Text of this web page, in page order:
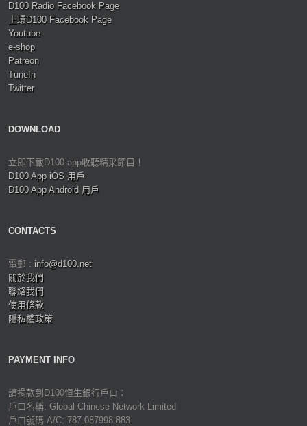
D100 Radio Facebook Page
上環D100 Facebook Page
Youtube
e-shop
Patreon
TuneIn
Twitter
DOWNLOAD
立即下載D100 app收聽精采節目！
D100 App iOS 用戶
D100 App Android 用戶
CONTACTS
電郵 : info@d100.net
關於我們
聯絡我們
使用條款
隱私權政策
PAYMENT INFO
請捐款到D100恒生銀行戶口：
戶口名稱: Global Chinese Network Limited
戶口號碼 A/C: 787-087998-883